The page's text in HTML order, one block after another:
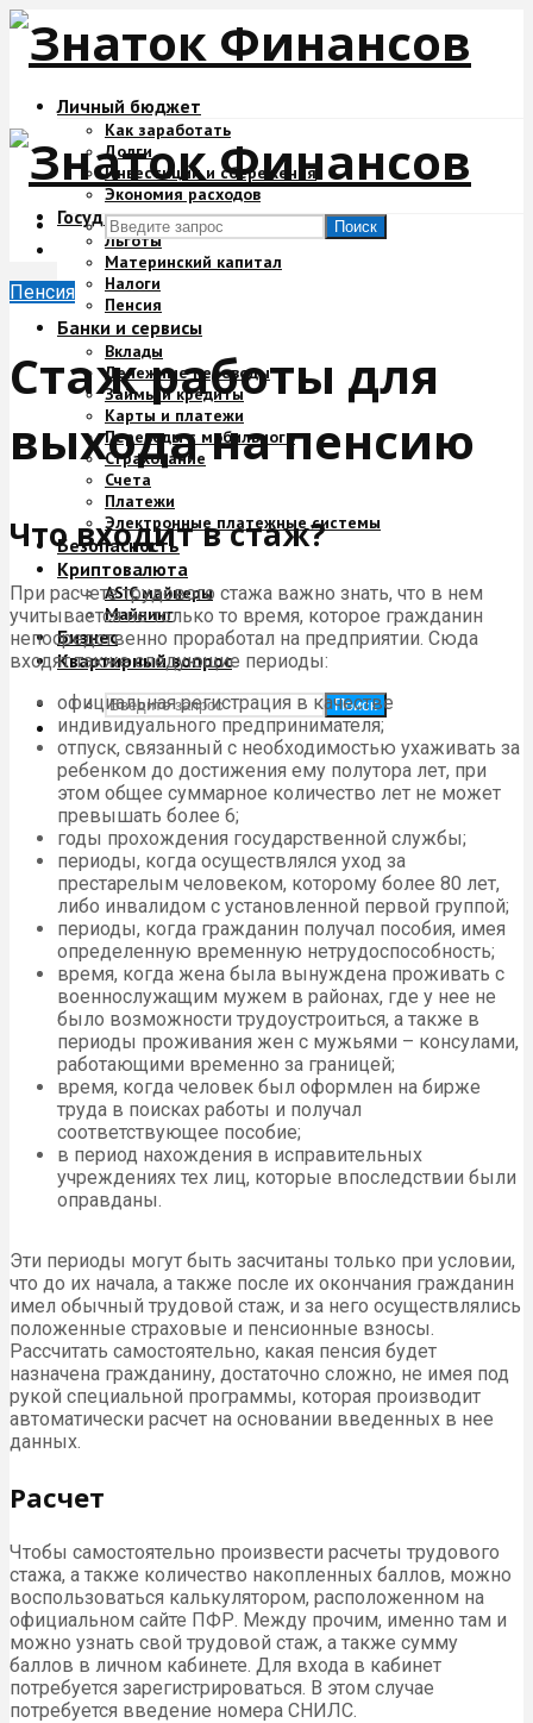
Личный бюджет
Как заработать
Долги
Инвестиции и сбережения
Экономия расходов
Государство и деньги
Льготы
Материнский капитал
Налоги
Пенсия
Банки и сервисы
Вклады
Денежные переводы
Займы и кредиты
Карты и платежи
Переводы с мобильного
Страхование
Счета
Платежи
Электронные платежные системы
Безопасность
Криптовалюта
ASIC майнеры
Майнинг
Бизнес
Квартирный вопрос
Поиск
Поиск
Пенсия
Стаж работы для
выхода на пенсию
Что входит в стаж?
При расчете трудового стажа важно знать, что в нем
учитывается не только то время, которое гражданин
непосредственно проработал на предприятии. Сюда
входят также следующие периоды:
официальная регистрация в качестве
индивидуального предпринимателя;
отпуск, связанный с необходимостью ухаживать за
ребенком до достижения ему полутора лет, при
этом общее суммарное количество лет не может
превышать более 6;
годы прохождения государственной службы;
периоды, когда осуществлялся уход за
престарелым человеком, которому более 80 лет,
либо инвалидом с установленной первой группой;
периоды, когда гражданин получал пособия, имея
определенную временную нетрудоспособность;
время, когда жена была вынуждена проживать с
военнослужащим мужем в районах, где у нее не
было возможности трудоустроиться, а также в
периоды проживания жен с мужьями – консулами,
работающими временно за границей;
время, когда человек был оформлен на бирже
труда в поисках работы и получал
соответствующее пособие;
в период нахождения в исправительных
учреждениях тех лиц, которые впоследствии были
оправданы.
Эти периоды могут быть засчитаны только при условии,
что до их начала, а также после их окончания гражданин
имел обычный трудовой стаж, и за него осуществлялись
положенные страховые и пенсионные взносы.
Рассчитать самостоятельно, какая пенсия будет
назначена гражданину, достаточно сложно, не имея под
рукой специальной программы, которая производит
автоматически расчет на основании введенных в нее
данных.
Расчет
Чтобы самостоятельно произвести расчеты трудового
стажа, а также количество накопленных баллов, можно
воспользоваться калькулятором, расположенном на
официальном сайте ПФР. Между прочим, именно там и
можно узнать свой трудовой стаж, а также сумму
баллов в личном кабинете. Для входа в кабинет
потребуется зарегистрироваться. В этом случае
потребуется введение номера СНИЛС.